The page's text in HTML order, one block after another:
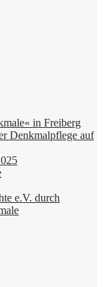
in Freiberg
Denkmalpflege auf
e.V. durch